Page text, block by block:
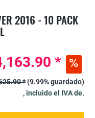
2016 - 10 PACK
*
*(9.99% guardado)
, incluido el IVA de.